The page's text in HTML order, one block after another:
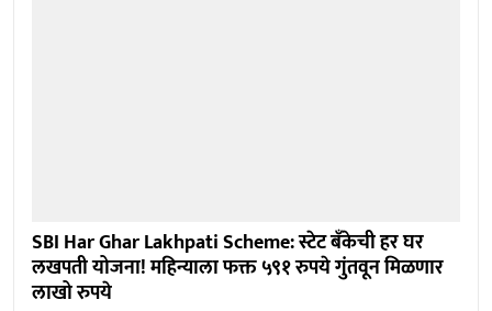
SBI Har Ghar Lakhpati Scheme: स्टेट बँकेची हर घर
लखपती योजना! महिन्याला फक्त ५९१ रुपये गुंतवून मिळणार
लाखो रुपये